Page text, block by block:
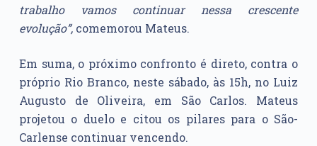
trabalho vamos continuar nessa crescente
evolução”,comemorou Mateus.
Em suma, o próximo confronto é direto, contra o
próprio Rio Branco, neste sábado, às 15h, no Luiz
Augusto de Oliveira, em São Carlos. Mateus
projetou o duelo e citou os pilares para o São-
Carlense continuar vencendo.